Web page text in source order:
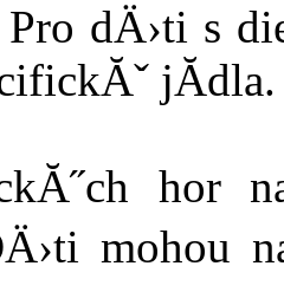
Pro dÄ›ti s
jĂ­dla.
hor
mohou